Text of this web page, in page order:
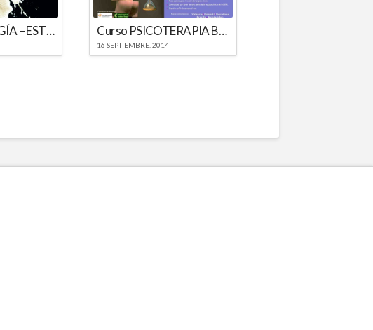
Curso SEXOLOGÍA – ESTER – 2015 Curso PSICOTERAPIA BREVE CARACTEROANALÍTICA (P.B.C.)
16 SEPTIEMBRE, 2014